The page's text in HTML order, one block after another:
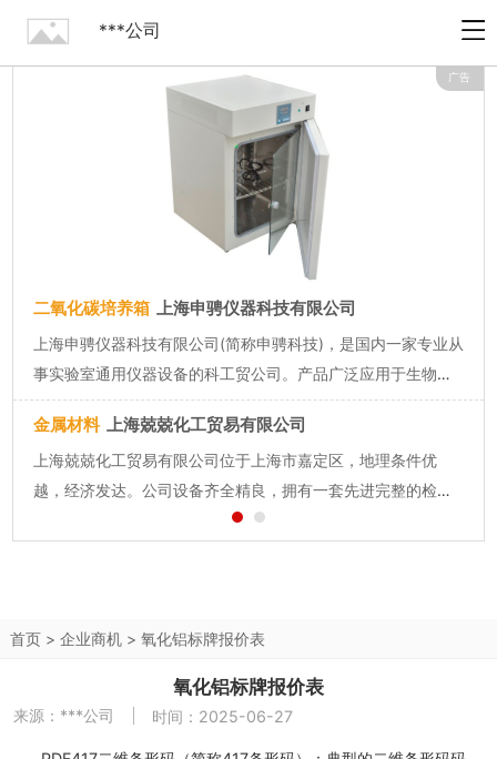
***公司
广告
二氧化碳培养箱 上海申骋仪器科技有限公司
上海申骋仪器科技有限公司(简称申骋科技)，是国内一家专业从
事实验室通用仪器设备的科工贸公司。产品广泛应用于生物、
化工、医药、食品检测、环境检测和科研研发等领域。公司依
托互联网电子商务平台+传统的产品销售服务方式、线上与线下
协同发展，产品已服...
金属材料 上海兢兢化工贸易有限公司
上海兢兢化工贸易有限公司位于上海市嘉定区，地理条件优
越，经济发达。公司设备齐全精良，拥有一套先进完整的检测
手段。上海兢兢化工贸易有限公司是专业从事化工原料生产、
首页> 企业商机> 氧化铝标牌报价表
氧化铝标牌报价表
来源： ***公司 时间：2025-06-27